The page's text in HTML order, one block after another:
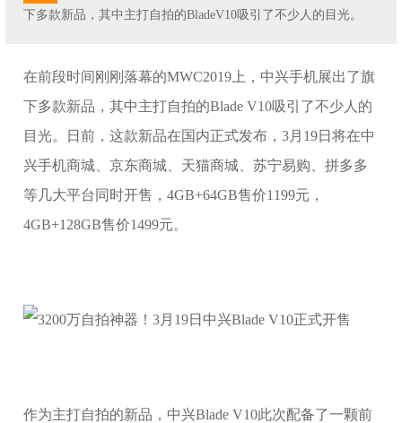
下多款新品，其中主打自拍的BladeV10吸引了不少人的目光。
在前段时间刚刚落幕的MWC2019上，中兴手机展出了旗
下多款新品，其中主打自拍的Blade V10吸引了不少人的
目光。日前，这款新品在国内正式发布，3月19日将在中
兴手机商城、京东商城、天猫商城、苏宁易购、拼多多
等几大平台同时开售，4GB+64GB售价1199元，
4GB+128GB售价1499元。
作为主打自拍的新品，中兴Blade V10此次配备了一颗前